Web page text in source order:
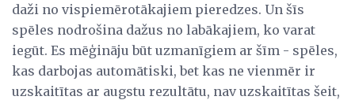
daži no vispiemērotākajiem pieredzes. Un šīs
spēles nodrošina dažus no labākajiem, ko varat
iegūt. Es mēģināju būt uzmanīgiem ar šīm - spēles,
kas darbojas automātiski, bet kas ne vienmēr ir
uzskaitītas ar augstu rezultātu, nav uzskaitītas šeit,